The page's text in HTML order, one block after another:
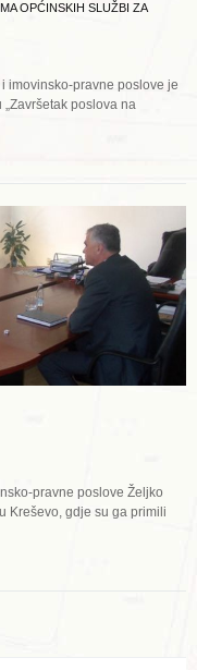
OPĆINSKIH SLUŽBI ZA
imovinsko-pravne poslove je
poslova na
pravne poslove Željko
Kreševo, gdje su ga primili